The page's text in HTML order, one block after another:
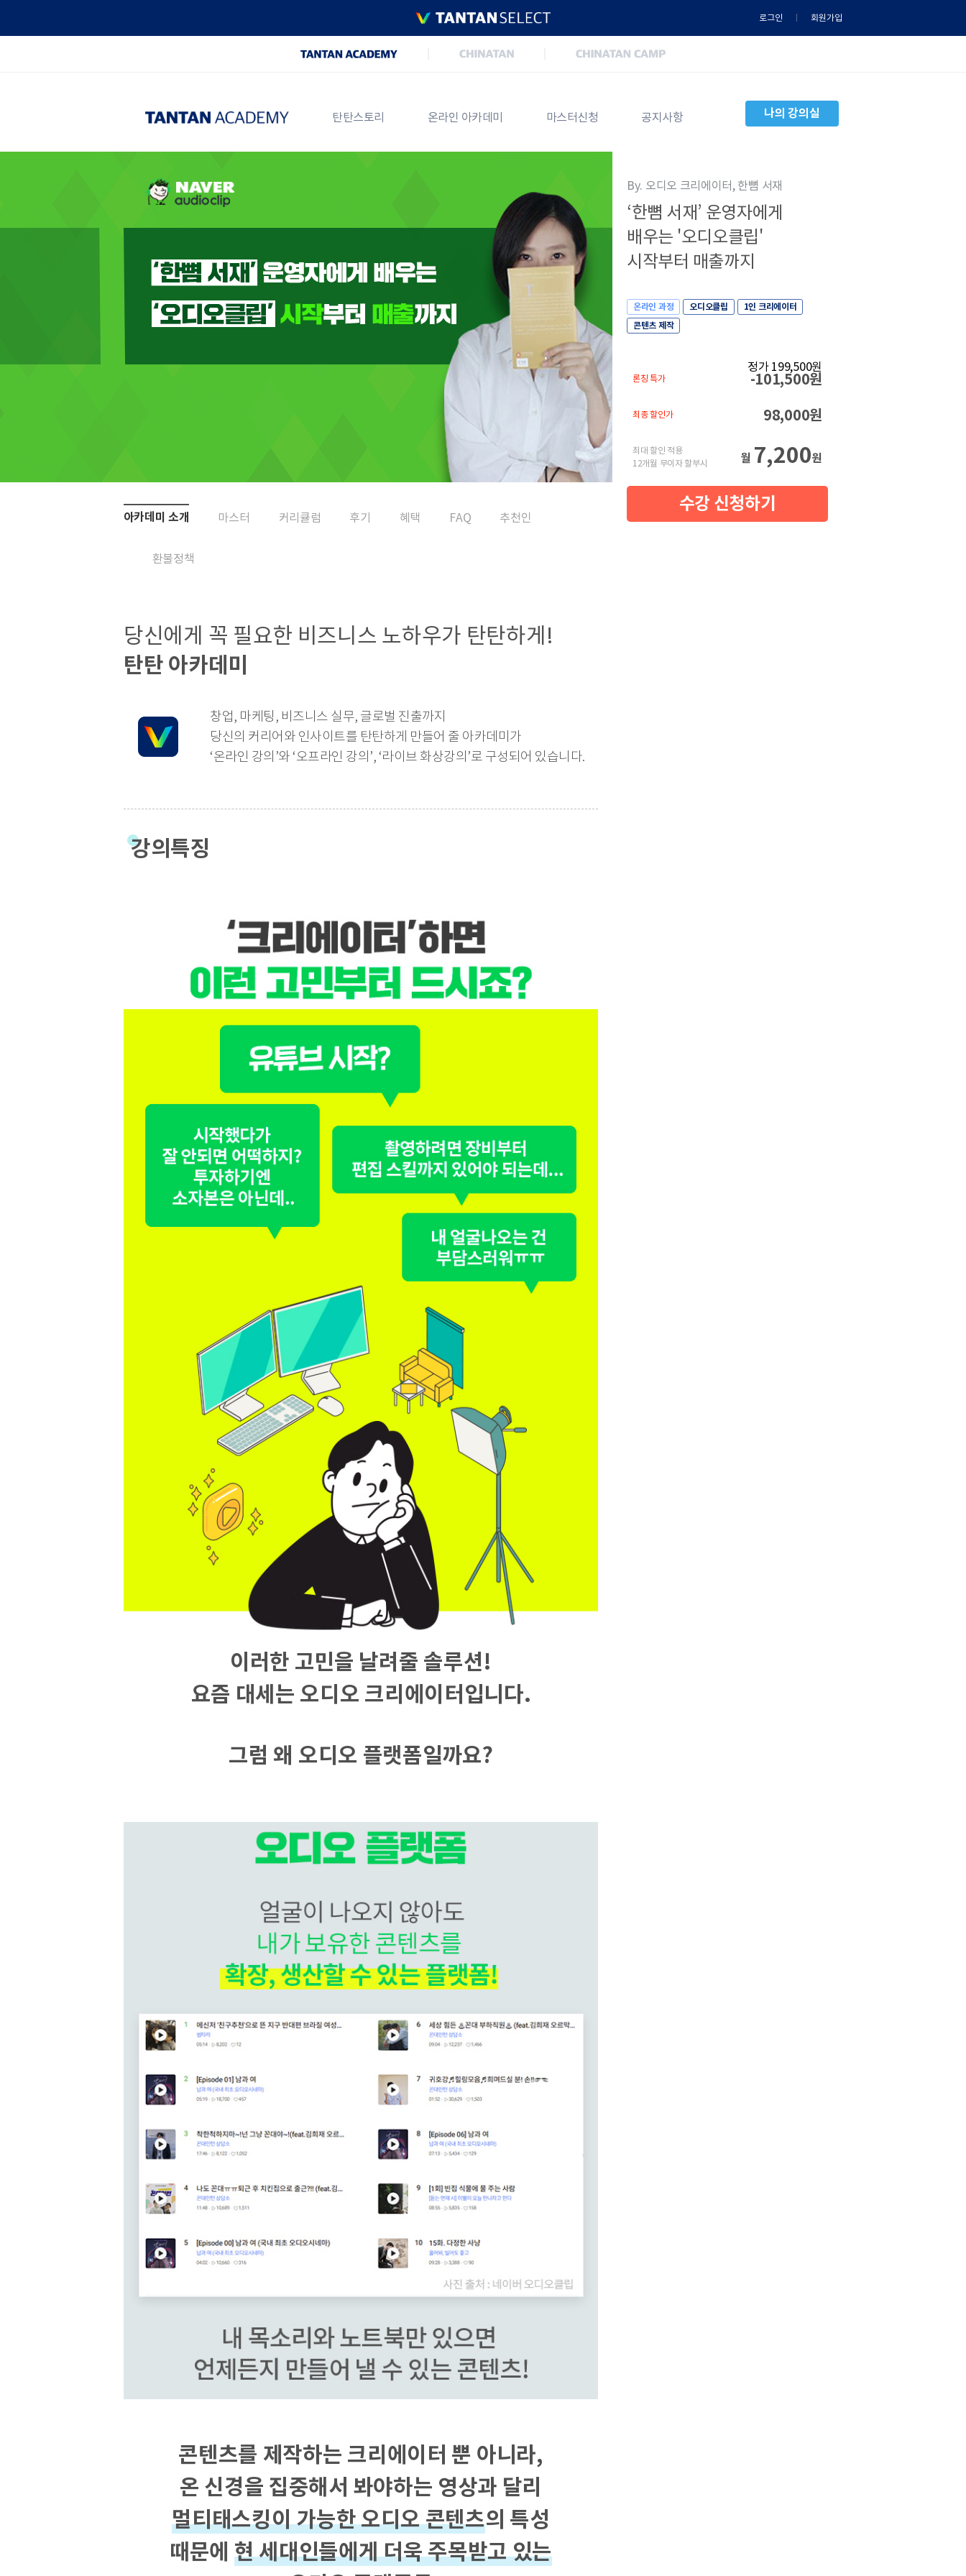
로그인 회원가입
탄탄스토리 온라인 아카데미 마스터신청 공지사항 나의 강의실
By. 오디오 크리에이터, 한뼘 서재
‘한뼘 서재’ 운영자에게
배우는 '오디오클립'
시작부터 매출까지
온라인 과정 오디오클립
1인 크리에이터
콘텐츠 제작
정가 199,500원
론칭 특가 -101,500원
최종 할인가 98,000원
최대 할인 적용
12개월 무이자 할부시
월 7,200원
수강 신청하기
아카데미 소개 마스터 커리큘럼 후기 혜택 FAQ 추천인
환불정책
당신에게 꼭 필요한 비즈니스 노하우가 탄탄하게!
탄탄 아카데미
창업, 마케팅, 비즈니스 실무, 글로벌 진출까지
당신의 커리어와 인사이트를 탄탄하게 만들어 줄 아카데미가
‘온라인 강의’와 ‘오프라인 강의’, ‘라이브 화상강의’로 구성되어 있습니다.
강의특징
이러한 고민을 날려줄 솔루션!
요즘 대세는 오디오 크리에이터입니다.
그럼 왜 오디오 플랫폼일까요?
콘텐츠를 제작하는 크리에이터 뿐 아니라,
온 신경을 집중해서 봐야하는 영상과 달리
멀티태스킹이 가능한 오디오 콘텐츠의 특성
때문에 현 세대인들에게 더욱 주목받고 있는